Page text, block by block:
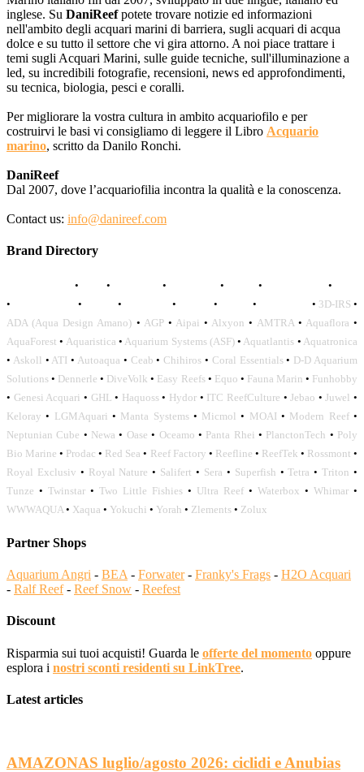
inglese. Su DaniReefpotete trovare notizie ed informazioni
nell'ambito degli acquari marini di barriera, sugli acquari di acqua
dolce e su tutto il settore che vi gira attorno. A noi piace trattare i
temi sugli Acquari Marini, sulle guide tecniche, sull'illuminazione a
led, su incredibili fotografie, recensioni, news ed approfondimenti,
su tecnica, biologia, pesci e coralli.
Per migliorare la vostra cultura in ambito acquariofilo e per
costruirvi le basi vi consigliamo di leggere il Libro Acquario
marino, scritto da Danilo Ronchi.
DaniReef
Dal 2007, dove l’acquariofilia incontra la qualità e la conoscenza.
Contact us: info@danireef.com
Brand Directory
• • • • • •
•
• • • • • • 3D-IRS •
ADA (Aqua Design Amano) • AGP• Aipai • Alxyon • AMTRA• Aquaflora •
AquaForest • Aquaristica • Aquarium Systems (ASF)• Aquatlantis • Aquatronica
• Askoll • ATI • Autoaqua • Ceab • Chihiros • Coral Essentials• D-D Aquarium
Solutions • Dennerle • DiveVolk • Easy Reefs• Equo • Fauna Marin • Funhobby
• Genesi Acquari • GHL • Haquoss• Hydor • ITC ReefCulture •Jebao •Juwel •
Keloray • LGMAquari • Manta Systems• Micmol • MOAI • Modern Reef•
Neptunian Cube • Newa • Oase • Oceamo • Panta Rhei • PlanctonTech • Poly
Bio Marine • Prodac • Red Sea • Reef Factory • Reefline • ReefTek • Rossmont •
Royal Exclusiv • Royal Nature • Salifert • Sera • Superfish •Tetra •Triton •
Tunze • Twinstar • Two Little Fishies • Ultra Reef • Waterbox • Whimar •
WWWAQUA • Xaqua • Yokuchi • Yorah • Zlements • Zolux
Partner Shops
Aquarium Angri - BEA - Forwater- Franky's Frags - H2O Acquari
- Ralf Reef- Reef Snow - Reefest
Discount
Risparmia sui tuoi acquisti! Guarda le offerte del momento oppure
esplora i nostri sconti residenti su LinkTree.
Latest articles
AMAZONAS luglio/agosto 2026: ciclidi e Anubias